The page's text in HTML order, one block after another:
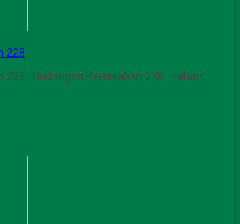
228
228 Undangan Pernikahan 228 bahan